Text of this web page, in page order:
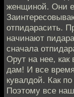
женщиной. Они
отпидарасить.
начинают
сначала
Орут на нее,
дам! И все
кувалдой. Как
Поэтому все